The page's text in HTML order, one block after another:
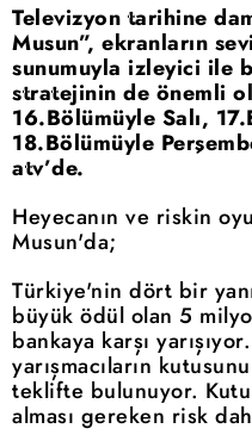
Televizyon tarihine
Musun”, ekranların
sunumuyla izleyici ile
stratejinin de önemli
16.Bölümüyle Salı,
18.Bölümüyle
atv’de.
Heyecanın ve riskin
Musun'da;
Türkiye'nin dört bir
büyük ödül olan 5
bankaya karşı
yarışmacıların
teklifte bulunuyor.
alması gereken risk